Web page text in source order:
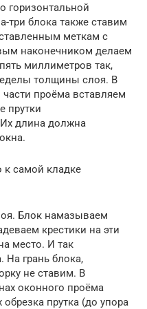
горизонтальной
три блока также ставим
меткам с
наконечником делаем
миллиметров так,
толщины слоя. В
проёма вставляем
прутки
длина должна
к самой кладке
Блок намазываем
крестики на эти
место. И так
грань блока,
не ставим. В
оконного проёма
прутка (до упора